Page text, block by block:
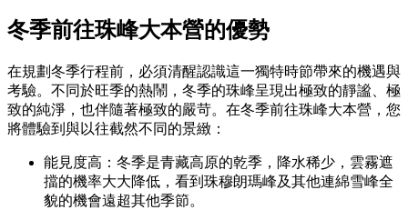
冬季前往珠峰大本營的優勢
在規劃冬季行程前，必須清醒認識這一獨特時節帶來的機遇與
考驗。不同於旺季的熱鬧，冬季的珠峰呈現出極致的靜謐、極
致的純淨，也伴隨著極致的嚴苛。在冬季前往珠峰大本營，您
將體驗到與以往截然不同的景緻：
能見度高：冬季是青藏高原的乾季，降水稀少，雲霧遮
擋的機率大大降低，看到珠穆朗瑪峰及其他連綿雪峰全
貌的機會遠超其他季節。